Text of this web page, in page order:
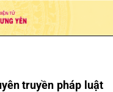
truyền pháp luật